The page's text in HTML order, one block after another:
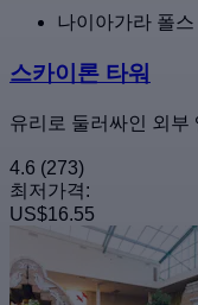
나이아가라 폴스
스카이론 타워
유리로 둘러싸인 외부
4.6 (273)
최저가격:
US$16.55